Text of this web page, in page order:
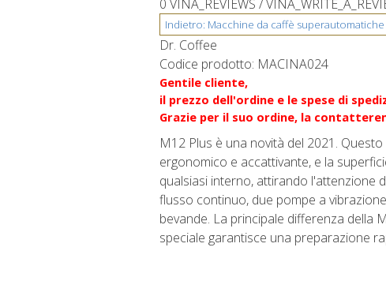
0 VINA_REVIEWS /
Dr. Coffee
Codice prodotto: MACINA024
Gentile cliente,
il prezzo dell'ordine e le spese di
Grazie per il suo ordine, la
M12 Plus è una novità del 2021.
ergonomico e accattivante, e la
qualsiasi interno, attirando l'attenzione
flusso continuo, due pompe a
bevande. La principale differenza della
speciale garantisce una preparazione